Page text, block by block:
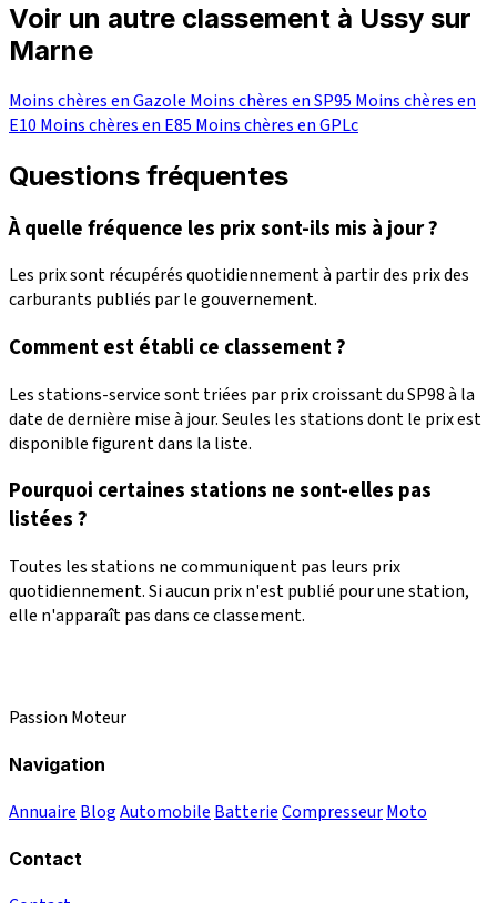
Voir un autre classement à Ussy sur
Marne
Moins chères en Gazole Moins chères en SP95 Moins chères en
E10 Moins chères en E85 Moins chères en GPLc
Questions fréquentes
À quelle fréquence les prix sont-ils mis à jour ?
Les prix sont récupérés quotidiennement à partir des prix des
carburants publiés par le gouvernement.
Comment est établi ce classement ?
Les stations-service sont triées par prix croissant du SP98 à la
date de dernière mise à jour. Seules les stations dont le prix est
disponible figurent dans la liste.
Pourquoi certaines stations ne sont-elles pas
listées ?
Toutes les stations ne communiquent pas leurs prix
quotidiennement. Si aucun prix n'est publié pour une station,
elle n'apparaît pas dans ce classement.
Passion Moteur
Navigation
Annuaire BlogAutomobile BatterieCompresseurMoto
Contact